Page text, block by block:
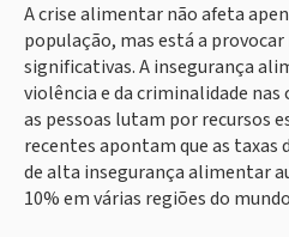
A crise alimentar não afeta
população, mas está a
significativas. A insegurança
violência e da criminalidade nas
as pessoas lutam por recursos
recentes apontam que as taxas
de alta insegurança alimentar
10% em várias regiões do